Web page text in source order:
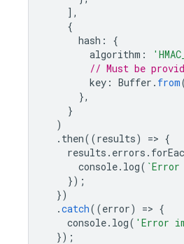
],
{
hash :
{
algorithm :
// Must be
key : Buffer . from
},
}
)
. then((results) => {
results . errors .
console. log( `Error
});
})
.catch((error) => {
console. log( 'Error
});